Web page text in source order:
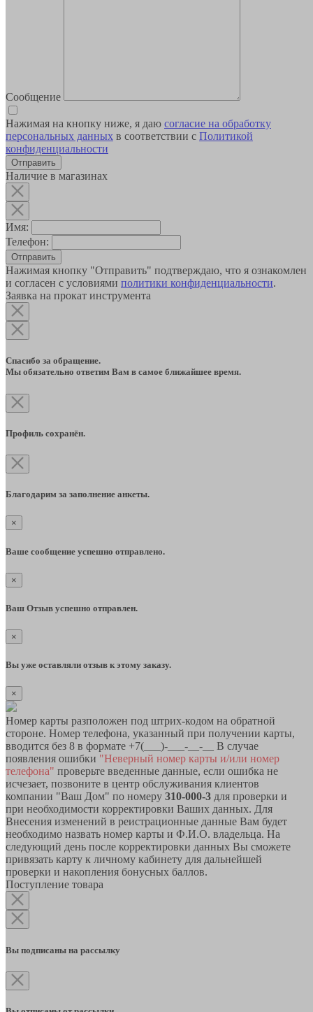
Сообщение
Нажимая на кнопку ниже, я даю согласие на обработку
персональных данных в соответствии с Политикой
конфиденциальности
Наличие в магазинах
Имя:
Телефон:
Отправить
Нажимая кнопку "Отправить" подтверждаю, что я ознакомлен
и согласен с условиями политики конфиденциальности.
Заявка на прокат инструмента
Спасибо за обращение.
Мы обязательно ответим Вам в самое ближайшее время.
Профиль сохранён.
Благодарим за заполнение анкеты.
×
Ваше сообщение успешно отправлено.
×
Ваш Отзыв успешно отправлен.
×
Вы уже оставляли отзыв к этому заказу.
×
Номер карты разположен под штрих-кодом на обратной
стороне. Номер телефона, указанный при получении карты,
вводится без 8 в формате +7(___)-___-__-__ В случае
появления ошибки "Неверный номер карты и/или номер
телефона" проверьте введенные данные, если ошибка не
исчезает, позвоните в центр обслуживания клиентов
компании "Ваш Дом" по номеру 310-000-3 для проверки и
при необходимости корректировки Ваших данных. Для
Внесения изменений в реистрационные данные Вам будет
необходимо назвать номер карты и Ф.И.О. владельца. На
следующий день после корректировки данных Вы сможете
привязать карту к личному кабинету для дальнейшей
проверки и накопления бонусных баллов.
Поступление товара
Вы подписаны на рассылку